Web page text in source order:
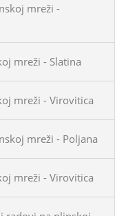
mreži -
mreži - Slatina
mreži - Virovitica
mreži - Poljana
mreži - Virovitica